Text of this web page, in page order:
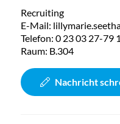
Recruiting
E-Mail:
Telefon: 0 23 03 27-79
Raum: B.304
Nachricht